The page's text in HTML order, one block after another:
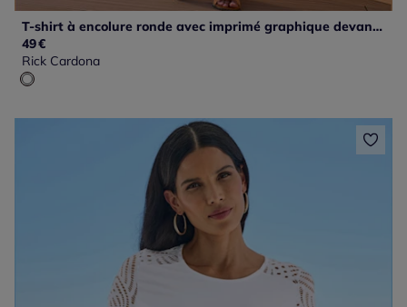
T-shirt à encolure ronde avec imprimé graphique devant et manches courtes
49€
Rick Cardona